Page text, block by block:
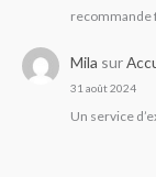
recommande
Mila sur
31 août 2024
Un service